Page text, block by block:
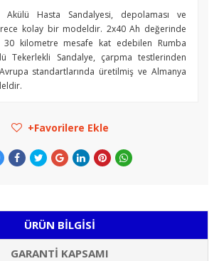
Akülü Hasta Sandalyesi, depolaması ve
kolay bir modeldir. 2x40 Ah değerinde
kilometre mesafe kat edebilen Rumba
Tekerlekli Sandalye, çarpma testlerinden
standartlarında üretilmiş ve Almanya
Favorilere Ekle
ÜRÜN BILGISI
GARANTI KAPSAMI